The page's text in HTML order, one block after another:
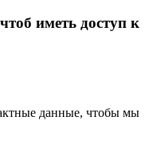
иметь доступ к
данные, чтобы мы